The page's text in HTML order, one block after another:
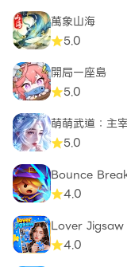
萬象山海
5.0
開局一座島
5.0
萌萌武道：主
5.0
Bounce
4.0
Lover Jigsaw
4.0